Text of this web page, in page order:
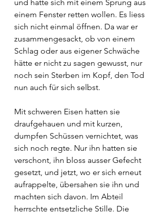
und hatte sich mit einem Sprung aus
einem Fenster retten wollen. Es liess
sich nicht einmal öffnen. Da war er
zusammengesackt, ob von einem
Schlag oder aus eigener Schwäche
hätte er nicht zu sagen gewusst, nur
noch sein Sterben im Kopf, den Tod
nun auch für sich selbst.
Mit schweren Eisen hatten sie
draufgehauen und mit kurzen,
dumpfen Schüssen vernichtet, was
sich noch regte. Nur ihn hatten sie
verschont, ihn bloss ausser Gefecht
gesetzt, und jetzt, wo er sich erneut
aufrappelte, übersahen sie ihn und
machten sich davon. Im Abteil
herrschte entsetzliche Stille. Die